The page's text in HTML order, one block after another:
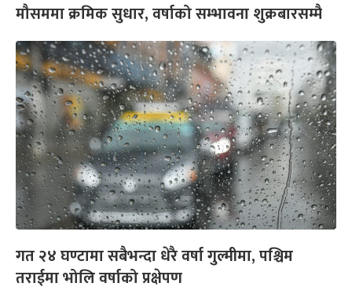
मौसममा क्रमिक सुधार, वर्षाको सम्भावना शुक्रबारसम्मै
गत २४ घण्टामा सबैभन्दा धेरै वर्षा गुल्मीमा, पश्चिम
तराईमा भोलि वर्षाको प्रक्षेपण